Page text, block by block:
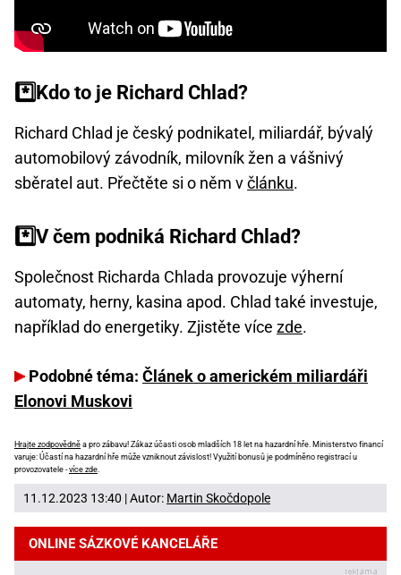
*️⃣Kdo to je Richard Chlad?
Richard Chlad je český podnikatel, miliardář, bývalý
automobilový závodník, milovník žen a vášnivý
sběratel aut. Přečtěte si o něm včlánku.
*️⃣V čem podniká Richard Chlad?
Společnost Richarda Chlada provozuje výherní
automaty, herny, kasina apod. Chlad také investuje,
například do energetiky. Zjistěte více zde.
Podobné téma: Článek o americkém miliardáři
Elonovi Muskovi
Hrajte zodpovědně a pro zábavu! Zákaz účasti osob mladších 18 let na hazardní hře. Ministerstvo financí
varuje: Účastí na hazardní hře může vzniknout závislost! Využití bonusů je podmíněno registrací u
provozovatele -více zde.
11.12.2023 13:40 | Autor: Martin Skočdopole
ONLINE SÁZKOVÉ KANCELÁŘE